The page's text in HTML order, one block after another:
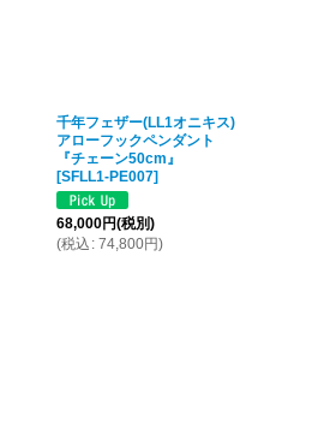
千年フェザー(LL1オニキス)
アローフックペンダント
『チェーン50cm』
[SFLL1-PE007]
68,000円(税別)
(税込 : 74,800円)